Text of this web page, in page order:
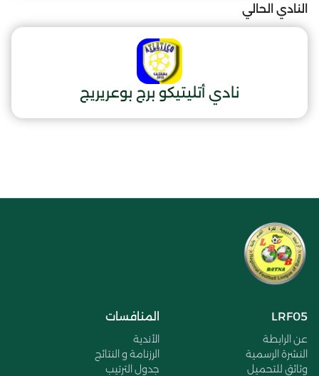
النادي الحالي
نادي أتليتيكو برج بوعريريج
LRF05
عن الرابطة
النشرة الرسمية
وثائق للتحميل
المنافسات
الأندية
الرزنامة و النتائج
جدول الترتيب